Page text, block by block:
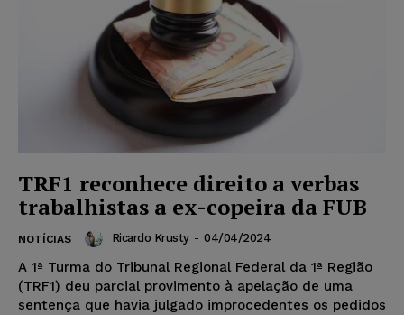
TRF1 reconhece direito a verbas
trabalhistas a ex-copeira da FUB
NOTÍCIAS Ricardo Krusty - 04/04/2024
A 1ª Turma do Tribunal Regional Federal da 1ª Região
(TRF1) deu parcial provimento à apelação de uma
sentença que havia julgado improcedentes os pedidos